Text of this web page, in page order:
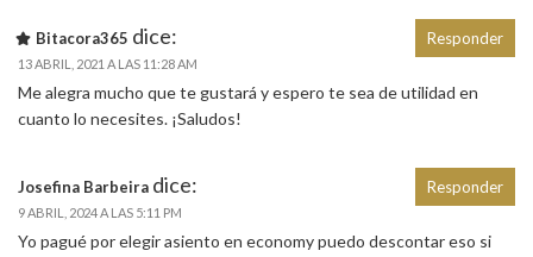
Bitacora365 dice:
13 ABRIL, 2021 A LAS 11:28 AM
Me alegra mucho que te gustará y espero te sea de utilidad en
cuanto lo necesites. ¡Saludos!
Responder
Josefina Barbeira dice:
9 ABRIL, 2024 A LAS 5:11 PM
Yo pagué por elegir asiento en economy puedo descontar eso si
Responder